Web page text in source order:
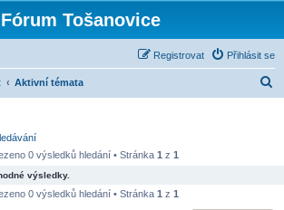
Fórum Tošanovice
Přihlásit se
Registrovat
Aktivní témata
0 výsledků hledání • Stránka 1 z 1
výsledky.
0 výsledků hledání • Stránka 1 z 1